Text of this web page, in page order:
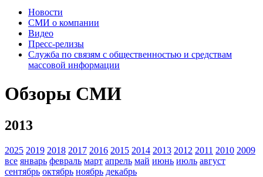
Новости
СМИ о компании
Видео
Пресс-релизы
Служба по связям с общественностью и средствам
массовой информации
Обзоры СМИ
2013
2025 2019 2018 2017 2016 2015 2014 2013 2012 2011 2010 2009
все январь февраль март апрель май июнь июль август
сентябрь октябрь ноябрь декабрь